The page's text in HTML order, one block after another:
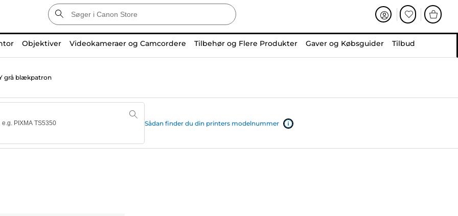
Objektiver Videokameraer og Camcordere Tilbehør og Flere Produkter Gaver og Købsguider Tilbud
grå blækpatron
Sådan finder du din printers modelnummer